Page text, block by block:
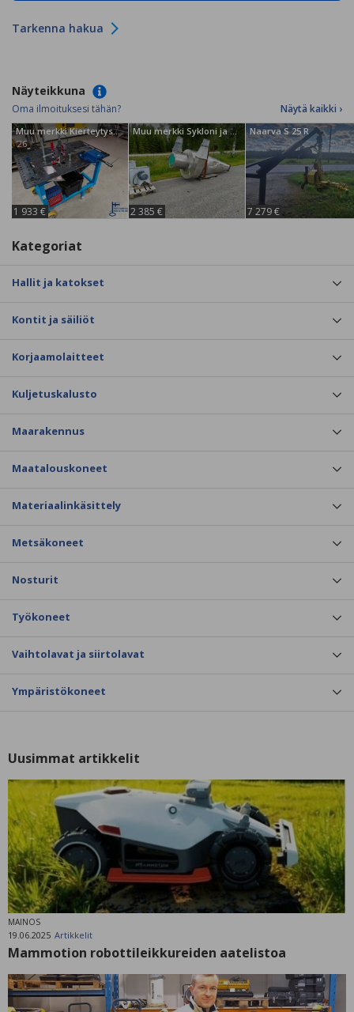
Tarkenna hakua
Näyteikkuna
Oma ilmoituksesi tähän? Näytä kaikki ›
Muu merkki Kierteytyspöytä Foretec
'26
1 933 €
Muu merkki Sykloni ja Puhallin
2 385 €
Naarva S 25 R
7 279 €
Kategoriat
Hallit ja katokset
Kontit ja säiliöt
Korjaamolaitteet
Kuljetuskalusto
Maarakennus
Maatalouskoneet
Materiaalinkäsittely
Metsäkoneet
Nosturit
Työkoneet
Vaihtolavat ja siirtolavat
Ympäristökoneet
Uusimmat artikkelit
MAINOS
19.06.2025 Artikkelit
Mammotion robottileikkureiden aatelistoa